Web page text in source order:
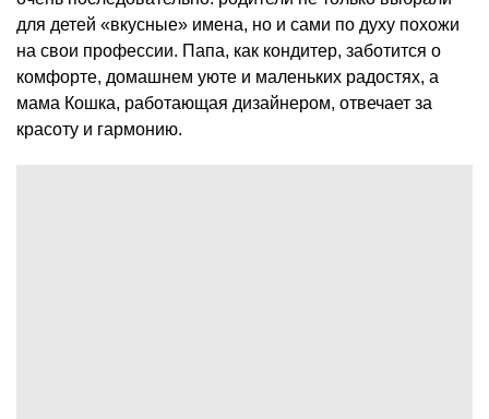
для детей «вкусные» имена, но и сами по духу похожи
на свои профессии. Папа, как кондитер, заботится о
комфорте, домашнем уюте и маленьких радостях, а
мама Кошка, работающая дизайнером, отвечает за
красоту и гармонию.